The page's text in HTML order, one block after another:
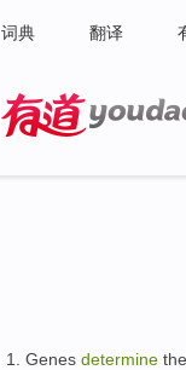
词典 翻译
Genes determine the